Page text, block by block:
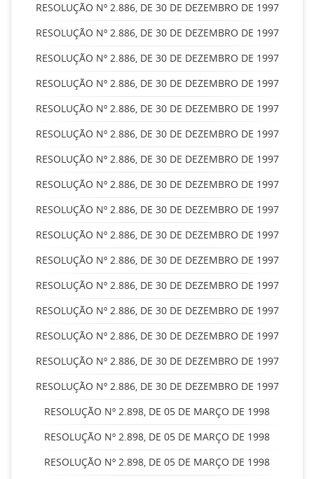
RESOLUÇÃO Nº 2.886, DE 30 DE DEZEMBRO DE 1997
RESOLUÇÃO Nº 2.886, DE 30 DE DEZEMBRO DE 1997
RESOLUÇÃO Nº 2.886, DE 30 DE DEZEMBRO DE 1997
RESOLUÇÃO Nº 2.886, DE 30 DE DEZEMBRO DE 1997
RESOLUÇÃO Nº 2.886, DE 30 DE DEZEMBRO DE 1997
RESOLUÇÃO Nº 2.886, DE 30 DE DEZEMBRO DE 1997
RESOLUÇÃO Nº 2.886, DE 30 DE DEZEMBRO DE 1997
RESOLUÇÃO Nº 2.886, DE 30 DE DEZEMBRO DE 1997
RESOLUÇÃO Nº 2.886, DE 30 DE DEZEMBRO DE 1997
RESOLUÇÃO Nº 2.886, DE 30 DE DEZEMBRO DE 1997
RESOLUÇÃO Nº 2.886, DE 30 DE DEZEMBRO DE 1997
RESOLUÇÃO Nº 2.886, DE 30 DE DEZEMBRO DE 1997
RESOLUÇÃO Nº 2.886, DE 30 DE DEZEMBRO DE 1997
RESOLUÇÃO Nº 2.886, DE 30 DE DEZEMBRO DE 1997
RESOLUÇÃO Nº 2.886, DE 30 DE DEZEMBRO DE 1997
RESOLUÇÃO Nº 2.886, DE 30 DE DEZEMBRO DE 1997
RESOLUÇÃO Nº 2.898, DE 05 DE MARÇO DE 1998
RESOLUÇÃO Nº 2.898, DE 05 DE MARÇO DE 1998
RESOLUÇÃO Nº 2.898, DE 05 DE MARÇO DE 1998